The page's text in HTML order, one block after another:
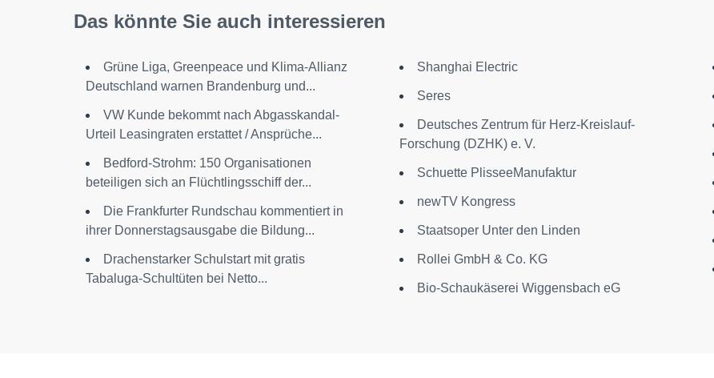
Das könnte Sie auch interessieren
Grüne Liga, Greenpeace und Klima-Allianz
Deutschland warnen Brandenburg und...
VW Kunde bekommt nach Abgasskandal-
Urteil Leasingraten erstattet / Ansprüche...
Bedford-Strohm: 150 Organisationen
beteiligen sich an Flüchtlingsschiff der...
Die Frankfurter Rundschau kommentiert in
ihrer Donnerstagsausgabe die Bildung...
Drachenstarker Schulstart mit gratis
Tabaluga-Schultüten bei Netto...
Shanghai Electric
Seres
Deutsches Zentrum für Herz-Kreislauf-
Forschung (DZHK) e. V.
Schuette PlisseeManufaktur
newTV Kongress
Staatsoper Unter den Linden
Rollei GmbH & Co. KG
Bio-Schaukäserei Wiggensbach eG